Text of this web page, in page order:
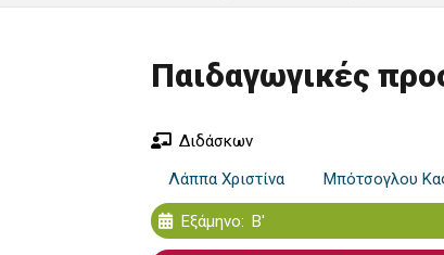
Παιδαγωγικές
Διδάσκων
Λάππα Χριστίνα
Μπότσογλου
Εξάμηνο Β'